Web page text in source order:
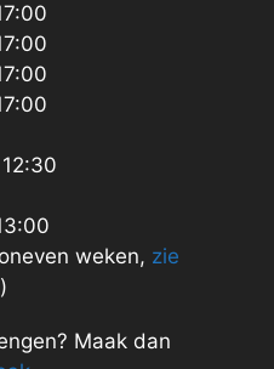
weken, zie
)
Maak dan